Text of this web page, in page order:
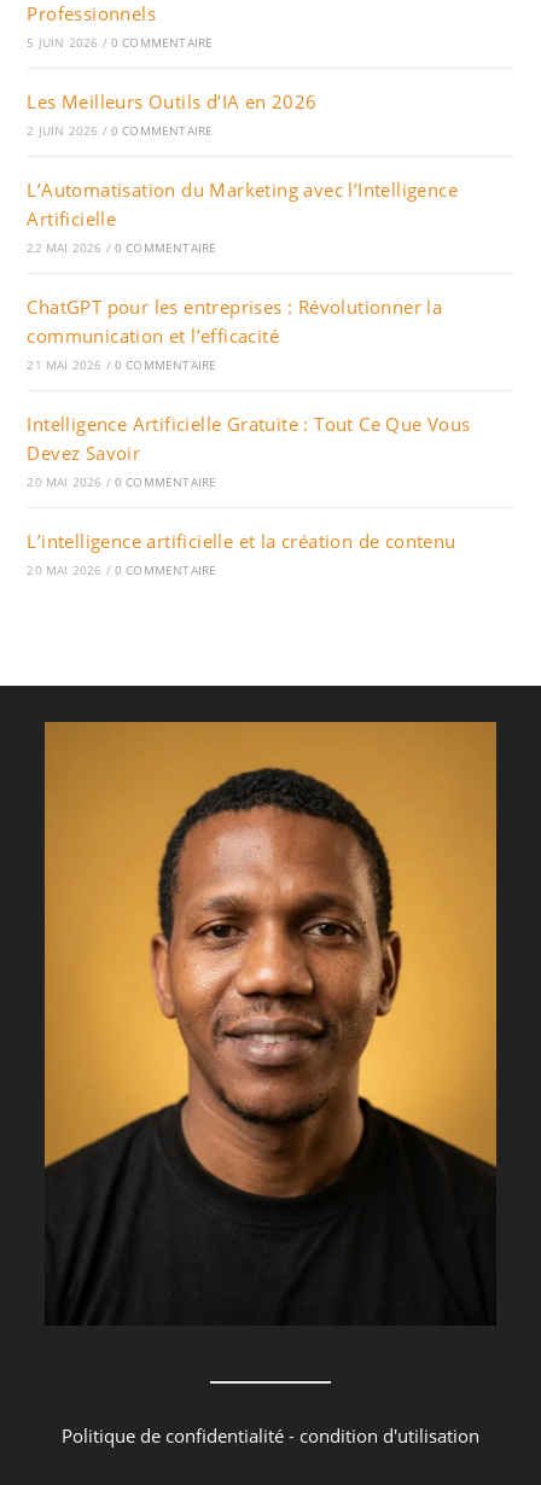
Professionnels
5 JUIN 2026 / 0 COMMENTAIRE
Les Meilleurs Outils d’IA en 2026
2 JUIN 2026 / 0 COMMENTAIRE
L’Automatisation du Marketing avec l’Intelligence
Artificielle
22 MAI 2026 / 0 COMMENTAIRE
ChatGPT pour les entreprises : Révolutionner la
communication et l’efficacité
21 MAI 2026 / 0 COMMENTAIRE
Intelligence Artificielle Gratuite : Tout Ce Que Vous
Devez Savoir
20 MAI 2026 / 0 COMMENTAIRE
L’intelligence artificielle et la création de contenu
20 MAI 2026 / 0 COMMENTAIRE
Politique de confidentialité - condition d'utilisation